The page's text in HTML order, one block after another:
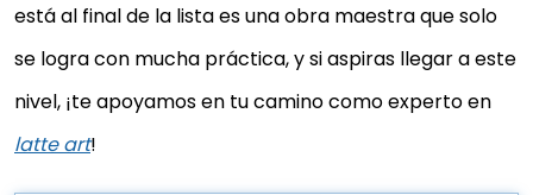
está al final de la lista es una obra maestra que solo
se logra con mucha práctica, y si aspiras llegar a este
nivel, ¡te apoyamos en tu camino como experto en
latte art!